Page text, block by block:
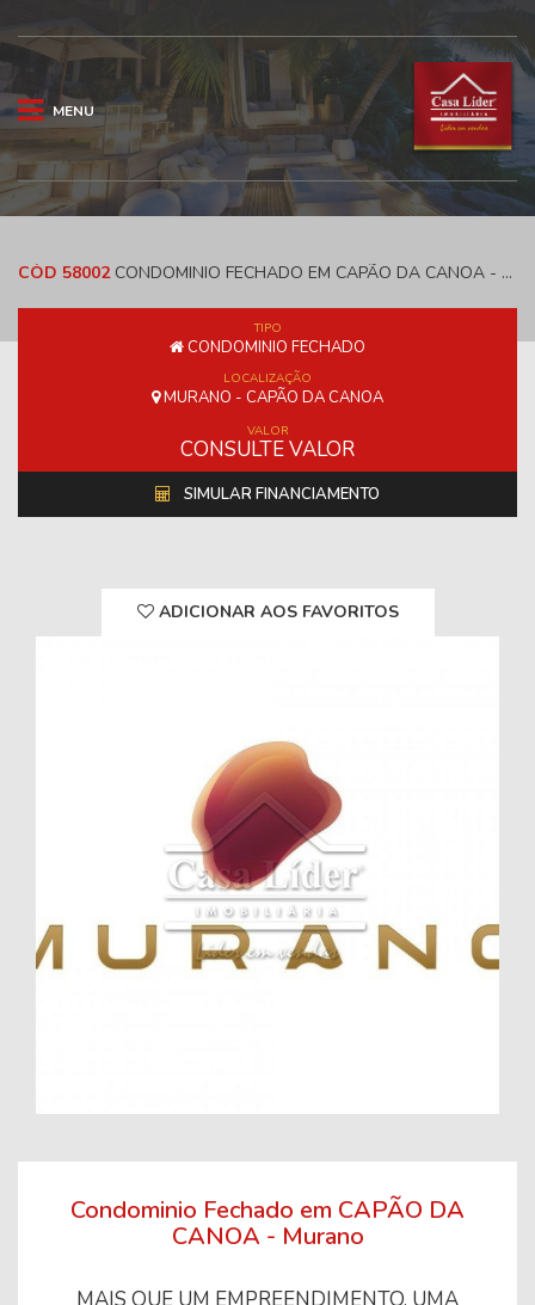
MENU
CÓD 58002CONDOMINIO FECHADO EM CAPÃO DA CANOA - MURANO
TIPO
CONDOMINIO FECHADO
LOCALIZAÇÃO
MURANO - CAPÃO DA CANOA
VALOR
CONSULTE VALOR
SIMULAR FINANCIAMENTO
ADICIONAR AOS FAVORITOS
Condominio Fechado em CAPÃO DA
CANOA - Murano